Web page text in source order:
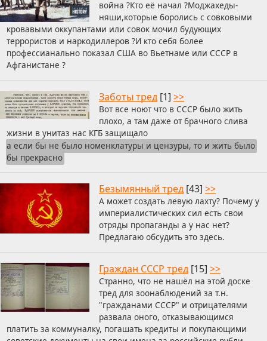
война ?Кто её начал ?Моджахеды-
няши,которые боролись с совковыми
кровавыми оккупантами или совок мочил будующих
террористов и наркодиллеров ?И кто себя более
профессианально показал США во Вьетнаме или СССР в
Афганистане ?
Заботы тред [1] >>
Вот все ноют что в СССР было жить
плохо, а там даже от брачного слива
жизни в унитаз нас КГБ защищало
а если бы не было номенклатуры и цензуры, то и жить было
бы прекрасно
Безымянный тред [43] >>
А может создать левую лахту? Почему у
империалистических сил есть свои
отряды пропаганды а у нас нет?
Предлагаю обсудить это здесь.
Граждан СССР тред [15] >>
Странно, что не нашёл на этой доске
тред для зоонаблюдений за т.н.
"гражданами СССР" и отрицателями
развала оного, отказывающимся
платить за коммуналку, погашать кредиты и покупающими